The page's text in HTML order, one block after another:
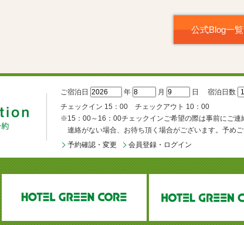
公式Blog一覧